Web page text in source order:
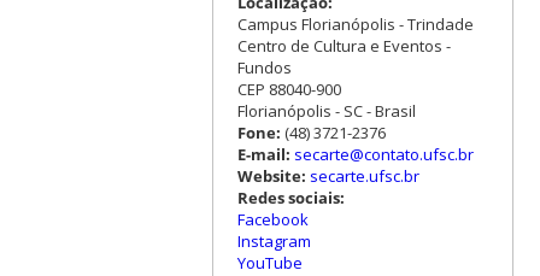
Campus Florianópolis - Trindade
Centro de Cultura e Eventos -
Fundos
CEP 88040-900
Florianópolis - SC - Brasil
Fone: (48) 3721-2376
E-mail: secarte@contato.ufsc.br
Website: secarte.ufsc.br
Redes sociais:
Facebook
Instagram
YouTube